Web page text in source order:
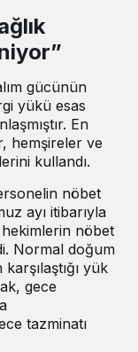
gücünün
yükü esas
En
hemşireler ve
kullandı.
nöbet
ayı itibarıyla
nöbet
Normal doğum
yük
gece
tazminatı